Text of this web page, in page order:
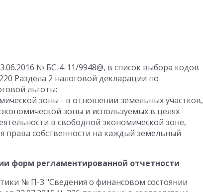
№ БС-4-11/9948@, в список выбора кодов
Раздела 2 налоговой декларации по
льготы:
зоны - в отношении земельных участков,
зоны и используемых в целях
в свободной экономической зоне,
права собственности на каждый земельный
форм регламентированной отчетности
№ П-3 "Сведения о финансовом состоянии